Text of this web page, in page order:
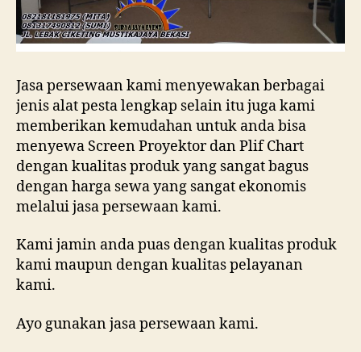
Jasa persewaan kami menyewakan berbagai
jenis alat pesta lengkap selain itu juga kami
memberikan kemudahan untuk anda bisa
menyewa Screen Proyektor dan Plif Chart
dengan kualitas produk yang sangat bagus
dengan harga sewa yang sangat ekonomis
melalui jasa persewaan kami.
Kami jamin anda puas dengan kualitas produk
kami maupun dengan kualitas pelayanan
kami.
Ayo gunakan jasa persewaan kami.